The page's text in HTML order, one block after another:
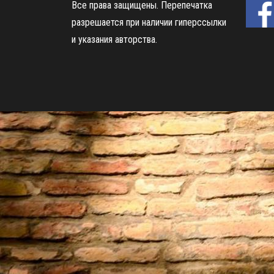
Все права защищены. Перепечатка
разрешается при наличии гиперссылки
и указания авторства.